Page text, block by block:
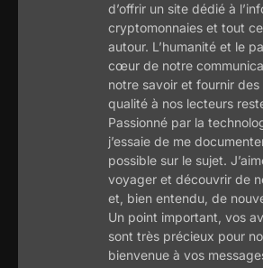
d’offrir un site dédié à
cryptomonnaies et tout
autour. L’humanité et le
cœur de notre
notre savoir et fournir
qualité à nos lecteurs
Passionné par la
j’essaie de me
possible sur le sujet.
voyager et découvrir de
et, bien entendu, de
Un point important, vos
sont très précieux pour
bienvenue à vos